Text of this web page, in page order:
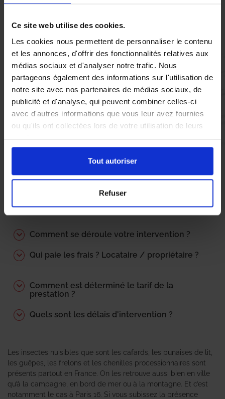
Ce site web utilise des cookies.
Les cookies nous permettent de personnaliser le contenu
et les annonces, d'offrir des fonctionnalités relatives aux
médias sociaux et d'analyser notre trafic. Nous
partageons également des informations sur l'utilisation de
notre site avec nos partenaires de médias sociaux, de
publicité et d'analyse, qui peuvent combiner celles-ci
avec d'autres informations que vous leur avez fournies
ou qu'ils ont collectées lors de votre utilisation de leurs
Tout autoriser
Refuser
Vous réglez votre intervention par carte bancaire ou par
mail.
Etape 5 :
Vous évaluez la prestation
Vous recevez une demande d’évaluation de votre expérience
Comment se déroule votre intervention ?
Qui paie les frais ? Locataire / propriétaire ?
Comment est déterminé le tarif de la
prestation ?
Quels sont les délais d'intervention ?
Les insectes nuisibles que sont les cafards, les punaises de lit,
les guêpes, les frelons et les chenilles processionnaires sont
présents partout en France. On les retrouve aussi bien en ville
qu’à la campagne, en bord de mer ou à la montagne. Et c’est
notamment le cas à Paris 16. Si vous subissez la présence